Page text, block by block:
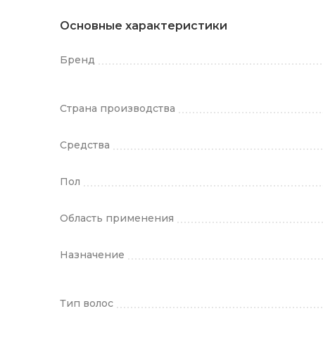
Основные характеристики
Бренд
Страна производства
Средства
Пол
Область применения
Назначение
Тип волос